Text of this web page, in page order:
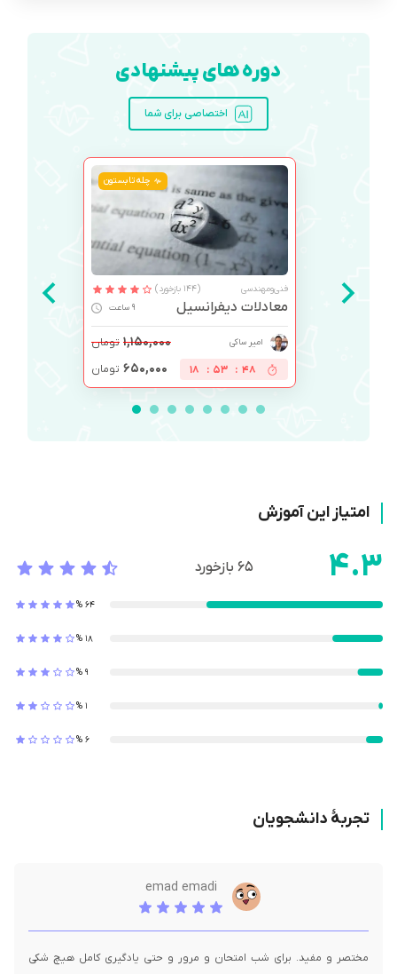
دوره های پیشنهادی
اختصاصی برای شما
چله تابستون
فنی‌ومهندسی (144 بازخورد)
معادلات دیفرانسیل 9 ساعت
امیر ساکی ۱,۱۵۰,۰۰۰ تومان
47
:
53
:
18 ۶۵۰,۰۰۰ تومان
امتیاز این آموزش
4.3
65 بازخورد
64
%
18
%
9
%
1
%
6
%
تجربۀ دانشجویان
emad emadi
مختصر و مفید. برای شب امتحان و مرور و حتی یادگیری کامل هیچ شکی